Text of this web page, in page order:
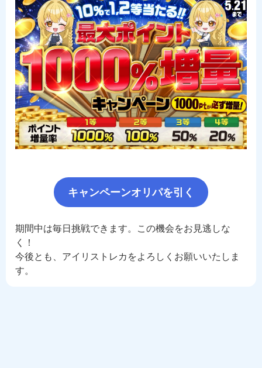
キャンペーンオリパを引く
期間中は毎日挑戦できます。この機会をお見逃しな
く！
今後とも、アイリストレカをよろしくお願いいたしま
す。